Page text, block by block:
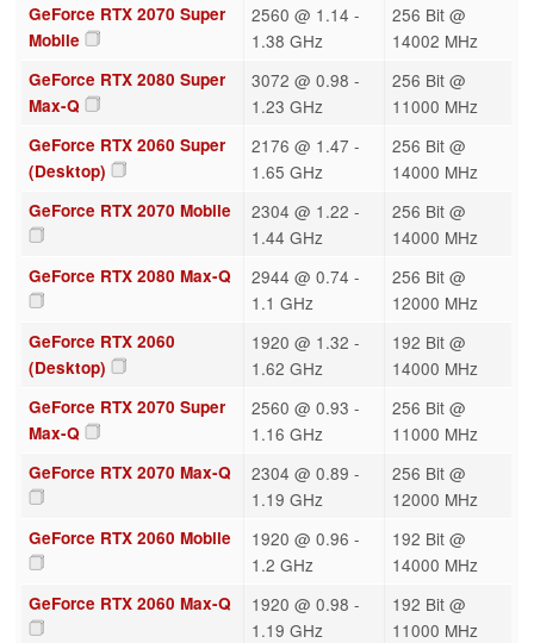
GeForce RTX 2070 Super
Mobile
2560 @ 1.14 -
1.38 GHz
256 Bit @
14002 MHz
GeForce RTX 2080 Super
Max-Q
3072 @ 0.98 -
1.23 GHz
256 Bit @
11000 MHz
GeForce RTX 2060 Super
(Desktop)
2176 @ 1.47 -
1.65 GHz
256 Bit @
14000 MHz
GeForce RTX 2070 Mobile
2304 @ 1.22 -
1.44 GHz
256 Bit @
14000 MHz
GeForce RTX 2080 Max-Q
2944 @ 0.74 -
1.1 GHz
256 Bit @
12000 MHz
GeForce RTX 2060
(Desktop)
1920 @ 1.32 -
1.62 GHz
192 Bit @
14000 MHz
GeForce RTX 2070 Super
Max-Q
2560 @ 0.93 -
1.16 GHz
256 Bit @
11000 MHz
GeForce RTX 2070 Max-Q
2304 @ 0.89 -
1.19 GHz
256 Bit @
12000 MHz
GeForce RTX 2060 Mobile
1920 @ 0.96 -
1.2 GHz
192 Bit @
14000 MHz
GeForce RTX 2060 Max-Q
1920 @ 0.98 -
1.19 GHz
192 Bit @
11000 MHz